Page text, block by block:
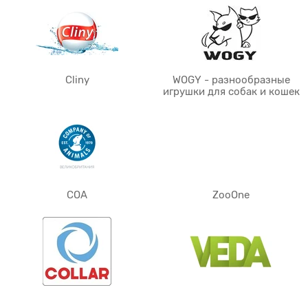
Cliny
WOGY - разнообразные
игрушки для собак и кошек
COA ZooOne